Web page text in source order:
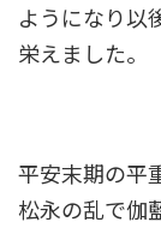
ようになり以
栄えました。
平安末期の平
松永の乱で伽